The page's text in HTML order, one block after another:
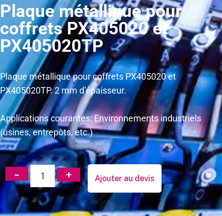
Plaque métallique pour
coffrets PX405020 et
PX405020TP
Plaque métallique pour coffrets PX405020 et
PX405020TP. 2 mm d’épaisseur.
Applications courantes: Environnements industriels
(usines, entrepôts, etc.)
Ajouter au devis